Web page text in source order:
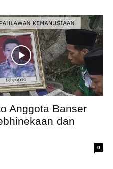
Anggota Banser
dan
0